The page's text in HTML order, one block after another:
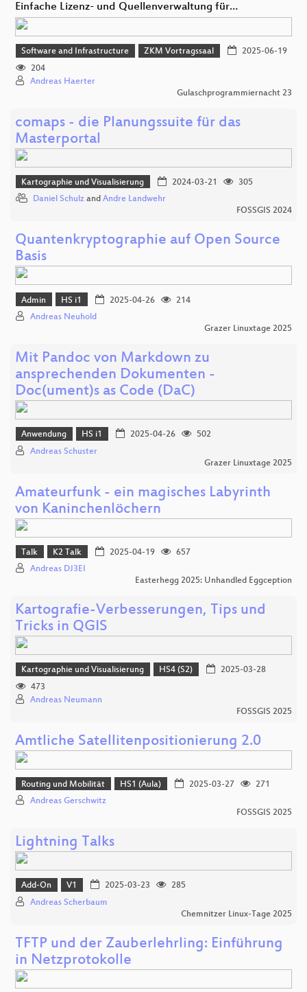
Einfache Lizenz- und Quellenverwaltung für…
Software and Infrastructure ZKM Vortragssaal
2025-06-19
204
Andreas Haerter
Gulaschprogrammiernacht 23
comaps - die Planungssuite für das
Masterportal
Kartographie und Visualisierung 2024-03-21
305
Daniel Schulz and Andre Landwehr
FOSSGIS 2024
Quantenkryptographie auf Open Source
Basis
Admin HS i1 2025-04-26
214
Andreas Neuhold
Grazer Linuxtage 2025
Mit Pandoc von Markdown zu
ansprechenden Dokumenten -
Doc(ument)s as Code (DaC)
Anwendung HS i1 2025-04-26
502
Andreas Schuster
Grazer Linuxtage 2025
Amateurfunk - ein magisches Labyrinth
von Kaninchenlöchern
Talk K2 Talk 2025-04-19
657
Andreas DJ3EI
Easterhegg 2025: Unhandled Eggception
Kartografie-Verbesserungen, Tips und
Tricks in QGIS
Kartographie und Visualisierung HS4 (S2)
2025-03-28
473
Andreas Neumann
FOSSGIS 2025
Amtliche Satellitenpositionierung 2.0
Routing und Mobilität HS1 (Aula) 2025-03-27
271
Andreas Gerschwitz
FOSSGIS 2025
Lightning Talks
Add-On V1 2025-03-23
285
Andreas Scherbaum
Chemnitzer Linux-Tage 2025
TFTP und der Zauberlehrling: Einführung
in Netzprotokolle